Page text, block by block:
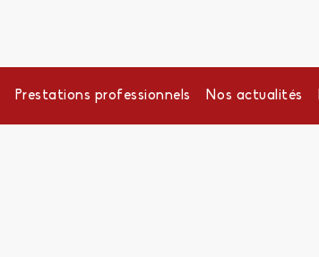
Prestations professionnels Nos actualités